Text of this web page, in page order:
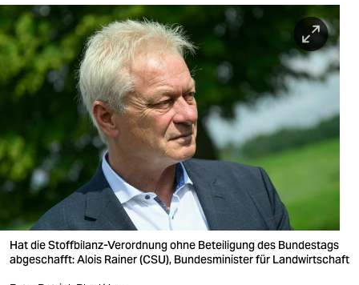
berlin
nord
wahrheit
verlag
veranstaltungen
shop
fragen & hilfe
Hat die Stoffbilanz-Verordnung ohne Beteiligung des Bundestags
abgeschafft: Alois Rainer (CSU), Bundesminister für Landwirtschaft